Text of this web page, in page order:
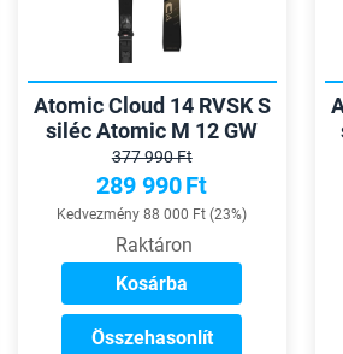
Atomic Cloud 14 RVSK S
siléc Atomic M 12 GW
kötéssel
377 990 Ft
289 990Ft
Kedvezmény 88 000 Ft (23%)
Raktáron
Kosárba
Összehasonlít